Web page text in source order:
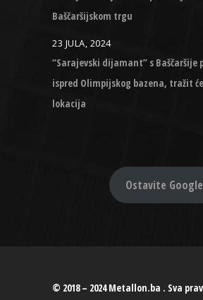
Baščaršijskom trgu
23 JULA, 2024
“Sarajevski dijamant” s Baščaršije
ispred Olimpijskog bazena, tražit
lokacija
Ostavite
© 2018 – 2024 Metallon.ba . Sva